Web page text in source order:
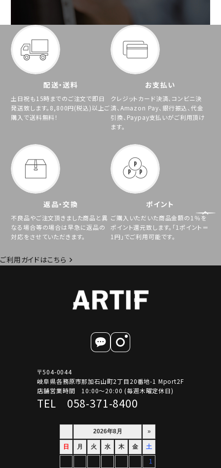
配送・送料
土日祝も15時までのご注文で即日
発送致します。8,800円(税込)以上ご
購入で送料無料！
お支払い
クレジットカード決済、コンビニ決
済、Amazon Pay、銀行振込、代金
引換、Paypay支払いがご利用頂け
ます。
返品・交換
不良品やご注文頂きました商品と異
なる場合等の場合は早急に返品の
対応をさせていただきます。
ポイント
ご購入いただいた商品金額の1％を
ポイント還元致します。「1ポイント＝
1円」でご利用可能です。
ご利用ガイドはこちら
〒504-0044
岐阜県各務原市那加石山町2丁目20番地-1 Mport2F
店舗営業時間 10:00～20:00 (毎週木曜定休日)
TEL 058-371-8400